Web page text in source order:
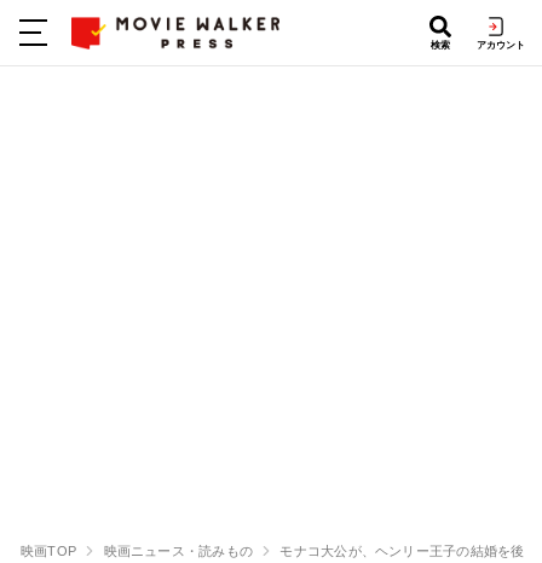
検索 アカウント
映画TOP 映画ニュース・読みもの モナコ大公が、ヘンリー王子の結婚を後